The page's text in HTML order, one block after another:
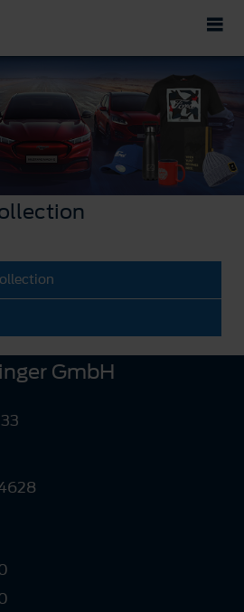
GmbH